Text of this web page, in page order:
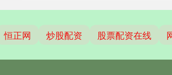
恒正网 炒股配资 股票配资在线